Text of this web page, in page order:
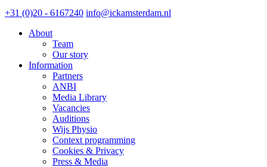
+31 (0)20 - 6167240 info@ickamsterdam.nl
About
Team
Our story
Information
Partners
ANBI
Media Library
Vacancies
Auditions
Wijs Physio
Context programming
Cookies & Privacy
Press & Media